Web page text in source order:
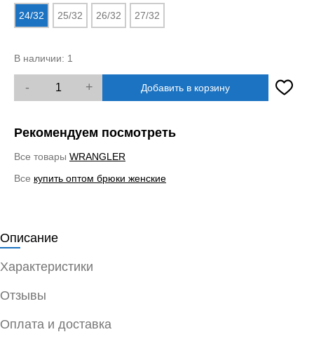
24/32 25/32 26/32 27/32
В наличии: 1
- + Добавить в корзину
Рекомендуем посмотреть
Все товары WRANGLER
Все купить оптом брюки женские
Описание
Характеристики
Отзывы
Оплата и доставка